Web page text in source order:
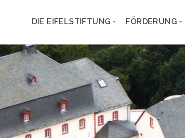
DIE EIFELSTIFTUNG FÖRDERUNG